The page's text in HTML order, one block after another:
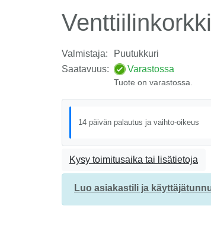
Valmistaja:
Puutukkuri
Saatavuus:
Varastossa
Tuote on varastossa.
14 päivän palautus ja vaihto-oikeus
Kysy toimitusaika tai lisätietoja
Luo asiakastili ja